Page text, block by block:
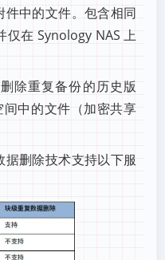
中的文件。包含相同
在 Synology NAS 上
除重复备份的历史版
中的文件（加密共享
删除技术支持以下服